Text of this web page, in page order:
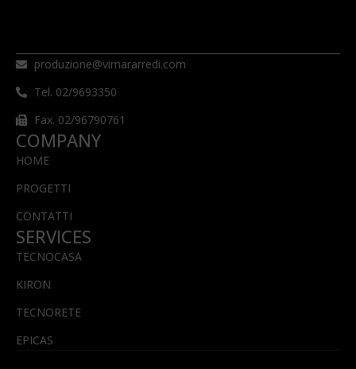
produzione@vimararredi.com
Tel. 02/9693350
Fax. 02/96790761
COMPANY
HOME
PROGETTI
CONTATTI
SERVICES
TECNOCASA
KIRON
TECNORETE
EPICAS